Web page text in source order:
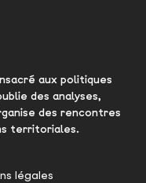
aux politiques
des analyses,
des rencontres
territoriales.
légales